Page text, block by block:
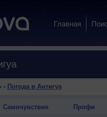
Главная
› Погода в Антигуа
Самочувствие Профи